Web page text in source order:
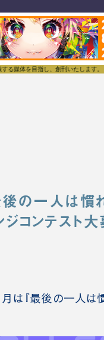
、創刊いたします。 東方我楽多
後の一人は
ンテスト大
は『最後の一人